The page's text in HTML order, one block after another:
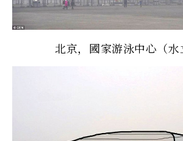
北京，國家游泳中心（水